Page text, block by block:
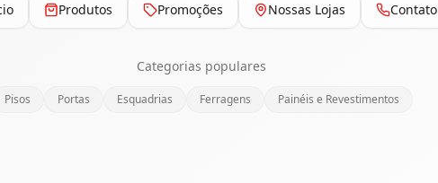
Produtos Promoções Nossas Lojas Contato
Categorias populares
Pisos Portas Esquadrias Ferragens Painéis e Revestimentos